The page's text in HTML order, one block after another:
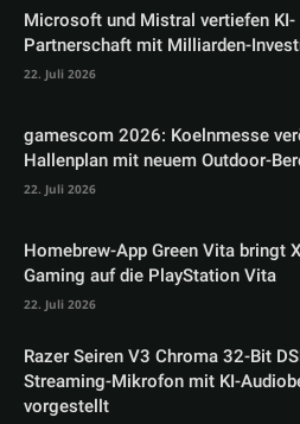
Microsoft und Mistral vertiefen KI-
Partnerschaft mit Milliarden-
22. Juli 2026
gamescom 2026: Koelnmesse
Hallenplan mit neuem Outdoor-
22. Juli 2026
Homebrew-App Green Vita bringt
Gaming auf die PlayStation Vita
22. Juli 2026
Razer Seiren V3 Chroma 32-Bit
Streaming-Mikrofon mit KI-
vorgestellt